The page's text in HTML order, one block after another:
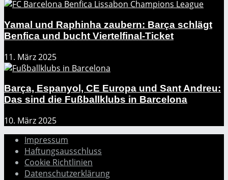
Yamal und Raphinha zaubern: Barça schlägt
Benfica und bucht Viertelfinal-Ticket
11. März 2025
Barça, Espanyol, CE Europa und Sant Andreu:
Das sind die Fußballklubs in Barcelona
10. März 2025
Impressum
Haftungsausschluss
Cookie Richtlinien
Datenschutzerklärung